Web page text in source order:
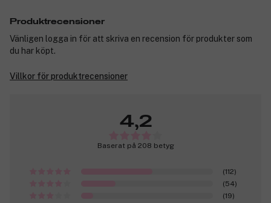
Produktrecensioner
Vänligen logga in för att skriva en recension för produkter som
du har köpt.
Villkor för produktrecensioner
4,2
Baserat på 208 betyg
(112)
(54)
(19)